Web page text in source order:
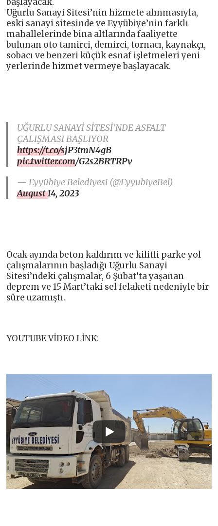
Uğurlu Sanayi Sitesi’nin hizmete alınmasıyla,
eski sanayi sitesinde ve Eyyübiye’nin farklı
mahallelerinde bina altlarında faaliyette
bulunan oto tamirci, demirci, tornacı, kaynakçı,
sobacı ve benzeri küçük esnaf işletmeleri yeni
yerlerinde hizmet vermeye başlayacak.
UĞURLU SANAYİ SİTESİ’NDE ASFALT
ÇALIŞMASI BAŞLIYOR
https://t.co/sjP3tmN4gB
pic.twitter.com/G2s2BRTRPv
— Eyyübiye Belediyesi (@EyyubiyeBel)
August 14, 2023
Ocak ayında beton kaldırım ve kilitli parke yol
çalışmalarının başladığı Uğurlu Sanayi
Sitesi’ndeki çalışmalar, 6 Şubat’ta yaşanan
deprem ve 15 Mart’taki sel felaketi nedeniyle bir
süre uzamıştı.
YOUTUBE VİDEO LİNK: